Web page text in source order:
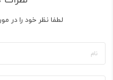
لطفا نظر خود را در